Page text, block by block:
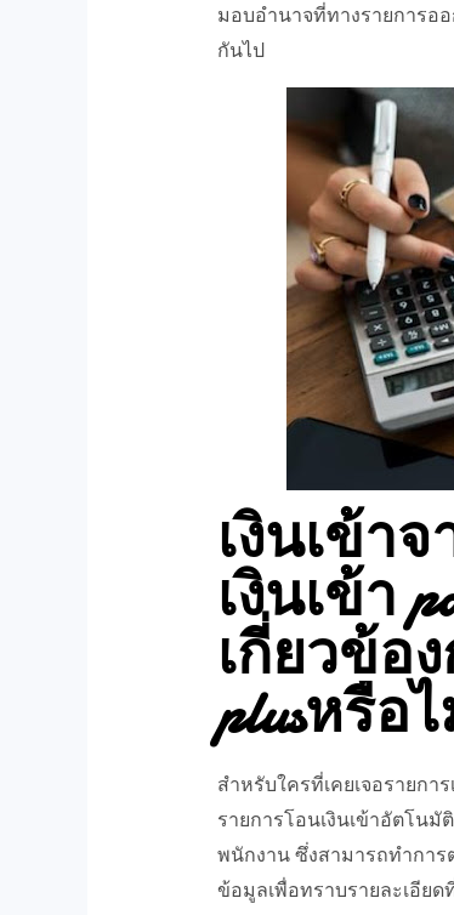
มอบอำนาจที่ทางรายการอ
กันไป
เงินเข้าจ
เงินเข้า
เกี่ยวข้อง
plusหรือ
สำหรับใครที่เคยเจอรายกา
รายการโอนเงินเข้าอัตโน
พนักงาน ซึ่งสามารถทำการ
ข้อมูลเพื่อทราบรายละเอีย